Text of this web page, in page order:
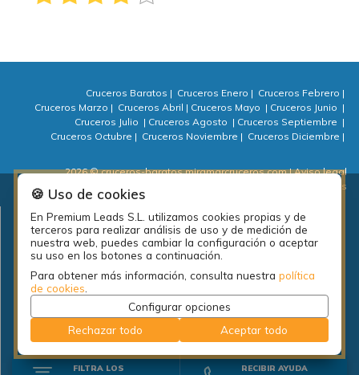
FILTRA LOS RECIBIR AYUDA
Cruceros Baratos | Cruceros Enero | Cruceros Febrero |
Cruceros Marzo | Cruceros Abril | Cruceros Mayo | Cruceros Junio |
Cruceros Julio | Cruceros Agosto | Cruceros Septiembre |
Cruceros Octubre | Cruceros Noviembre | Cruceros Diciembre |
2026 © cruceros-baratos.miramarcruceros.com | Aviso legal
| Política de privacidad
| ⚙ Cookies
Plan de empleo local de la diputación de A Coruña: PEL Emprende
actividades 2018.
🍪 Uso de cookies
En Premium Leads S.L. utilizamos cookies propias y de
terceros para realizar análisis de uso y de medición de
nuestra web, puedes cambiar la configuración o aceptar
su uso en los botones a continuación.
Para obtener más información, consulta nuestrapolítica
de cookies
Configurar opciones
Rechazar todo
Aceptar todo